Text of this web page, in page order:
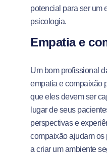
potencial para ser um
psicologia.
Empatia e
Um bom profissional
empatia e compaixão
que eles devem ser
lugar de seus
perspectivas e
compaixão ajudam
a criar um ambiente